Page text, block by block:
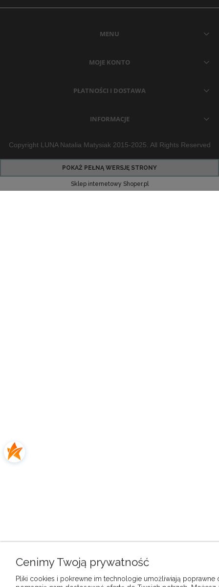
MENU
MOJE KONTO
PŁATNOŚCI I DOSTAWA
INFORMACJE
Copyright LUNA Natalia Matysiak 2015-2025. All Rights Reserved
POKAŻ PEŁNĄ WERSJĘ STRONY
Sklep internetowy Shoper.pl
Cenimy Twoją prywatność
Pliki cookies i pokrewne im technologie umożliwiają poprawne